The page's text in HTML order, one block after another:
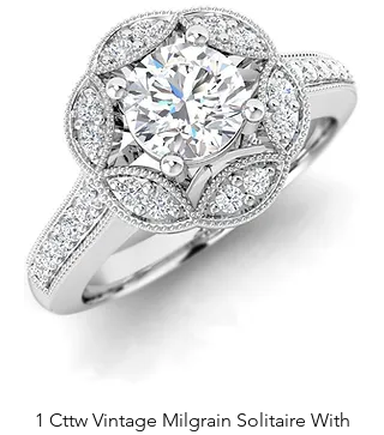
1 Cttw Vintage Milgrain Solitaire With